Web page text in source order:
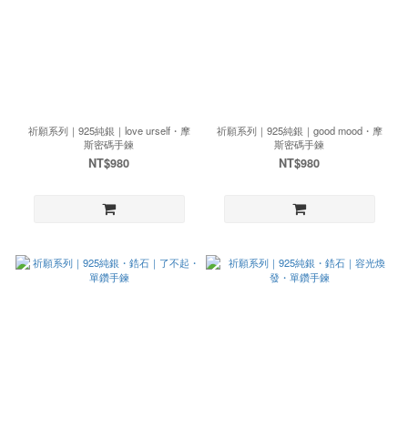
祈願系列｜925純銀｜love urself・摩
斯密碼手鍊
NT$980
祈願系列｜925純銀｜good mood・摩
斯密碼手鍊
NT$980